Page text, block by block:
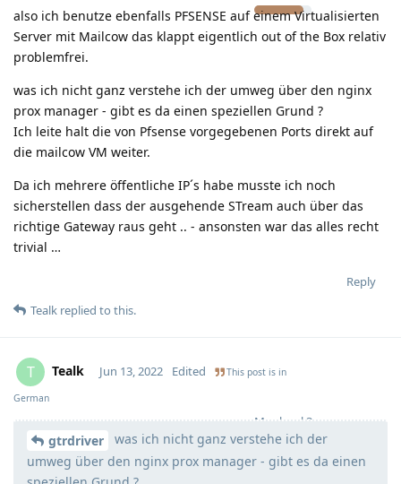
also ich benutze ebenfalls PFSENSE auf einem Virtualisierten
Server mit Mailcow das klappt eigentlich out of the Box relativ
problemfrei.
was ich nicht ganz verstehe ich der umweg über den nginx
prox manager - gibt es da einen speziellen Grund ?
Ich leite halt die von Pfsense vorgegebenen Ports direkt auf
die mailcow VM weiter.
Da ich mehrere öffentliche IP´s habe musste ich noch
sicherstellen dass der ausgehende STream auch über das
richtige Gateway raus geht .. - ansonsten war das alles recht
trivial …
Reply
Tealk replied to this.
T Tealk
Moolevel 3
Jun 13, 2022 Edited This post is in
German
gtrdriver
was ich nicht ganz verstehe ich der
umweg über den nginx prox manager - gibt es da einen